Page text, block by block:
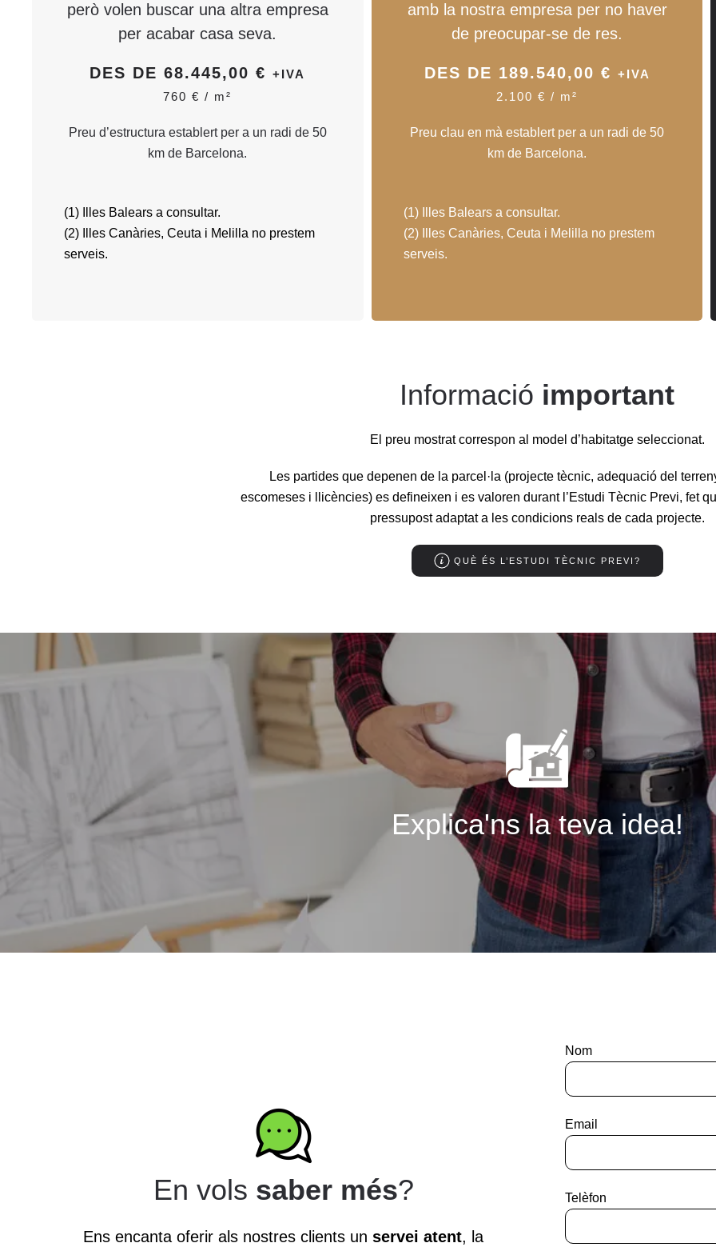
però volen buscar una altra empresa
per acabar casa seva.
DES DE 68.445,00 €+IVA
760 € / m²
Preu d’estructura establert per a un radi de 50
km de Barcelona.
(1) Illes Balears a consultar.
(2) Illes Canàries, Ceuta i Melilla no prestem
serveis.
amb la nostra empresa per no haver
de preocupar-se de res.
DES DE 189.540,00 € +IVA
2.100 € / m²
Preu clau en mà establert per a un radi de 50
km de Barcelona.
(1) Illes Balears a consultar.
(2) Illes Canàries, Ceuta i Melilla no prestem
serveis.
Informació important
El preu mostrat correspon al model d’habitatge seleccionat.
Les partides que depenen de la parcel·la (projecte tècnic, adequació del
escomeses i llicències) es defineixen i es valoren durant l’Estudi Tècnic Previ, fet
pressupost adaptat a les condicions reals de cada projecte.
QUÈ ÉS L’ESTUDI TÈCNIC PREVI?
Explica'ns la teva idea!
En vols saber més?
Ens encanta oferir als nostres clients un servei atent, la
Nom
Email
Telèfon